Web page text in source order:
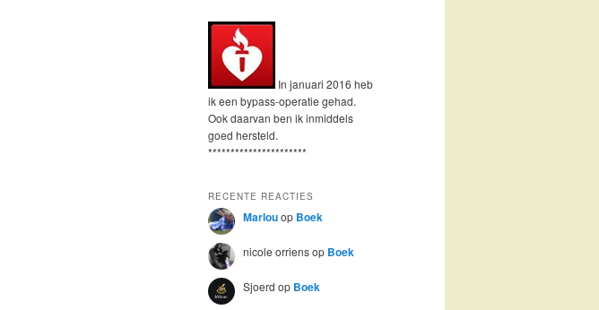
In januari 2016 heb
ik een bypass-operatie gehad.
Ook daarvan ben ik inmiddels
goed hersteld.
**********************
RECENTE REACTIES
Marlouop Boek
nicole orriensop Boek
Sjoerd op Boek